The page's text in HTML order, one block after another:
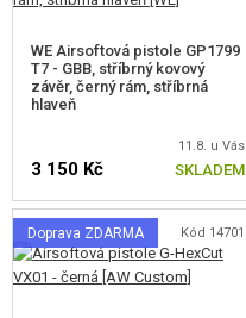
TERČE, STŘELNICE
JÍDLO
STAVEBNICE, MODELY
REKLAMNÍ PŘEDMĚTY
WE Airsoftová pistole GP1799
T7 - GBB, stříbrný kovový
závěr, černý rám, stříbrná
hlaveň
11.8. u Vás
3 150 Kč SKLADEM
Doprava ZDARMA Kód 14701